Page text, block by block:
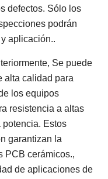
defectos. Sólo los
podrán
aplicación..
Se puede
alta calidad para
los equipos
resistencia a altas
potencia. Estos
garantizan la
PCB cerámicos.,
de aplicaciones de